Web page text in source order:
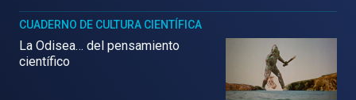
CUADERNO DE CULTURA CIENTÍFICA
La Odisea… del pensamiento
científico